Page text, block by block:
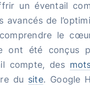
un éventail
avancés de
le
ont été conçus
compte, des
du site. Google